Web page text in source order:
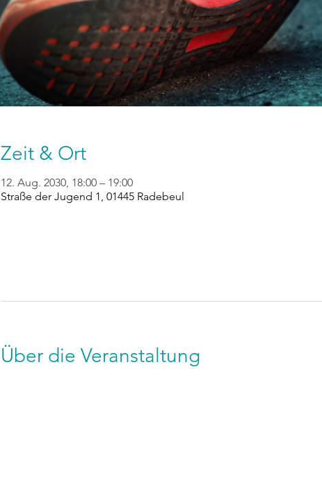
Zeit & Ort
12. Aug. 2030, 18:00 – 19:00
Straße der Jugend 1, 01445 Radebeul
Über die Veranstaltung